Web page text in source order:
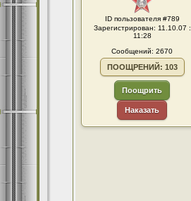
ID пользователя #789
Зарегистрирован: 11.10.07 :
11:28
Сообщений: 2670
ПООЩРЕНИЙ: 103
Поощрить
Наказать